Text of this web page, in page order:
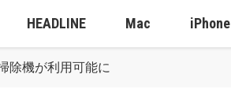
HEADLINE Mac iPhone
除機が利用可能に